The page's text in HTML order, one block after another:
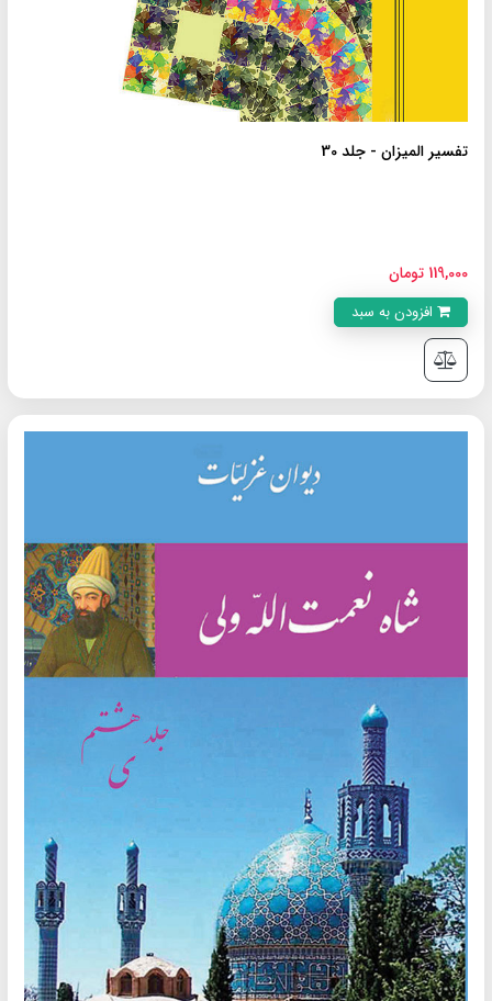
تفسیر المیزان - جلد 30
119,000 تومان